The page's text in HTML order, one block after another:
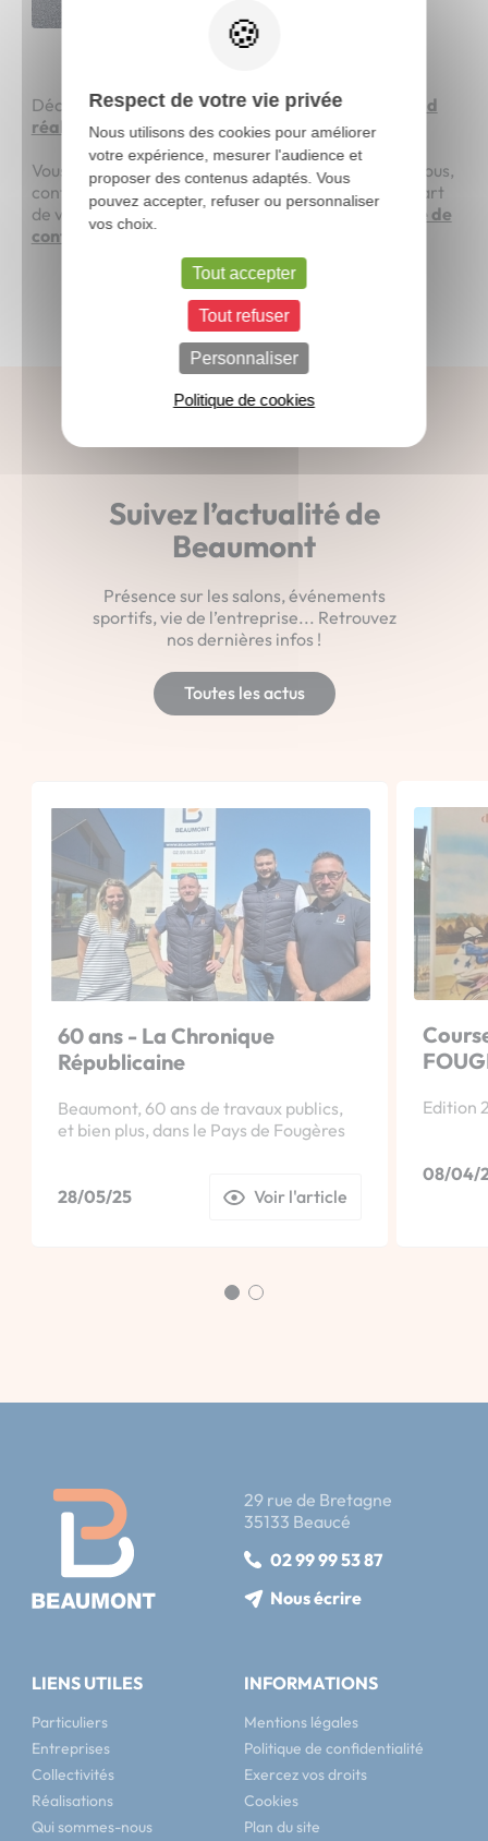
Découvrez également nos travauxd'enrobé à chaud
réalisés à Ossé,en Ille-et-Vilaine.
Vous souhaitez réaliser des travaux d'enrobé chez vous,
contactez-nous au
02 99 99 53 87,
ou faites-nous part
de votre demande en remplissantnotre formulaire de
contact.
Suivez l’actualité de
Beaumont
Présence sur les salons, événements
sportifs, vie de l’entreprise... Retrouvez
nos dernières infos !
Toutes les actus
60 ans - La Chronique
Républicaine
Beaumont, 60 ans de travaux publics,
et bien plus, dans le Pays de Fougères
28/05/25 Voir l'article
Edition
08/04/
29 rue de Bretagne
35133 Beaucé
02 99 99 53 87
Nous écrire
LIENS UTILES
Particuliers
Entreprises
Collectivités
Réalisations
Qui sommes-nous
INFORMATIONS
Mentions légales
Politique de confidentialité
Exercez vos droits
Cookies
Plan du site
Respect de votre vie privée
Nous utilisons des cookies pour améliorer
votre expérience, mesurer l'audience et
proposer des contenus adaptés. Vous
pouvez accepter, refuser ou personnaliser
vos choix.
Tout accepter
Tout refuser
Personnaliser
Politique de cookies